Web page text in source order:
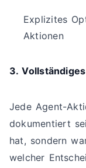
Explizites
Aktionen
3.
Jede Agent-
dokumentiert
hat, sondern
welcher